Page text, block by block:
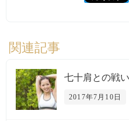
関連記事
七十肩との戦
2017年7月10日